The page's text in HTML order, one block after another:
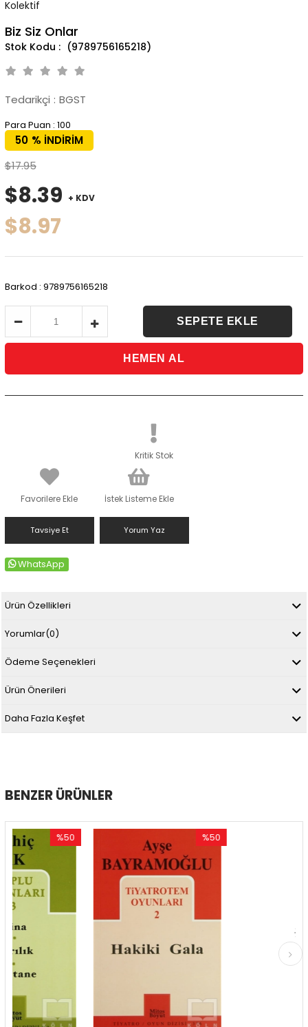
Kolektif
Biz Siz Onlar
(9789756165218)
Tedarikçi : BGST
Para Puan : 100
%
50
İNDIRIM
$17.95
$8.39 + KDV
$8.97
Barkod : 9789756165218
Kritik Stok
Favorilere Ekle İstek Listeme Ekle
Tavsiye Et Yorum Yaz
WhatsApp
Ürün Özellikleri
Yorumlar(0)
Ödeme Seçenekleri
Ürün Önerileri
Daha Fazla Keşfet
BENZER ÜRÜNLER
%50
İndirim
%50İndirim